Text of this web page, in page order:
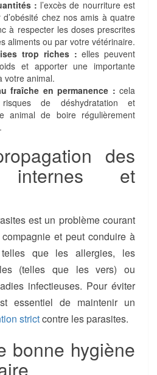
: l’excès de nourriture est
chez nos amis à quatre
à respecter les doses prescrites
aliments ou par votre vétérinaire.
trop riches : elles peuvent
et apporter une importante
votre animal.
fraîche en permanence : cela
de déshydratation et
animal de boire régulièrement
des
internes et
est un problème courant
et peut conduire à
telles que les allergies, les
(telles que les vers) ou
infectieuses. Pour éviter
essentiel de maintenir un
strictcontre les parasites.
bonne hygiène